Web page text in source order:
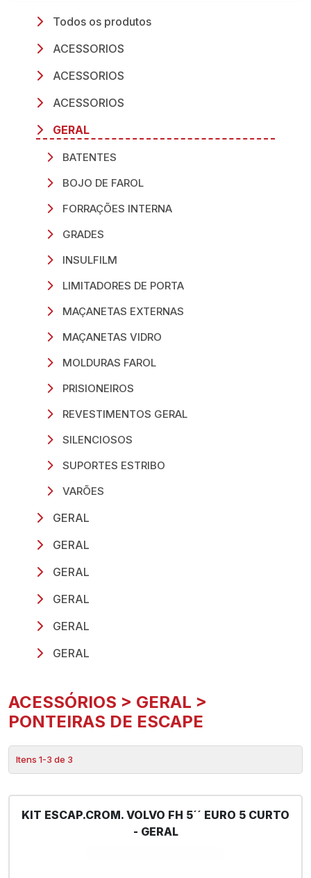
Todos os produtos
ACESSORIOS
ACESSORIOS
ACESSORIOS
GERAL
BATENTES
BOJO DE FAROL
FORRAÇÕES INTERNA
GRADES
INSULFILM
LIMITADORES DE PORTA
MAÇANETAS EXTERNAS
MAÇANETAS VIDRO
MOLDURAS FAROL
PRISIONEIROS
REVESTIMENTOS GERAL
SILENCIOSOS
SUPORTES ESTRIBO
VARÕES
GERAL
GERAL
GERAL
GERAL
GERAL
GERAL
ACESSÓRIOS > GERAL >
PONTEIRAS DE ESCAPE
Itens 1-3 de 3
KIT ESCAP.CROM. VOLVO FH 5´´ EURO 5 CURTO
- GERAL